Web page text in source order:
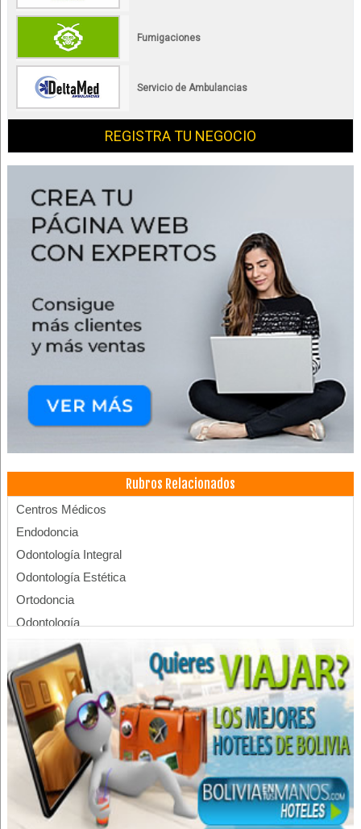
Fumigaciones
Servicio de Ambulancias
REGISTRA TU NEGOCIO
Rubros Relacionados
Centros Médicos
Endodoncia
Odontología Integral
Odontología Estética
Ortodoncia
Odontología
Salud: Centros Médicos